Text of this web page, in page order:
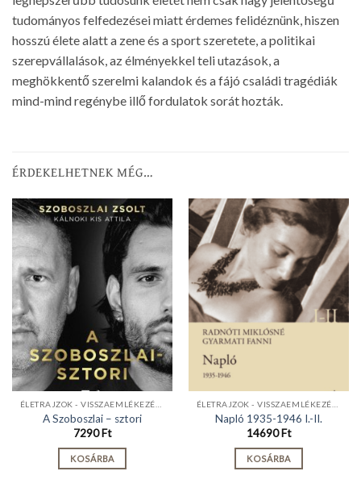
tudományos felfedezései miatt érdemes felidéznünk, hiszen
hosszú élete alatt a zene és a sport szeretete, a politikai
szerepvállalások, az élményekkel teli utazások, a
meghökkentő szerelmi kalandok és a fájó családi tragédiák
mind-mind regénybe illő fordulatok sorát hozták.
ÉRDEKELHETNEK MÉG…
ÉLETRAJZOK - VISSZAEMLÉKEZÉSEK
A Szoboszlai – sztori
7290Ft
KOSÁRBA
ÉLETRAJZOK - VISSZAEMLÉKEZÉSEK
Napló 1935-1946 I.-II.
14690Ft
KOSÁRBA